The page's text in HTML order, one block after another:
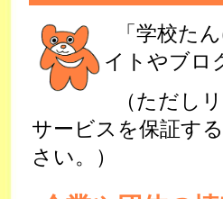
「学校た
イトやブロ
（ただし
サービスを保証す
さい。）